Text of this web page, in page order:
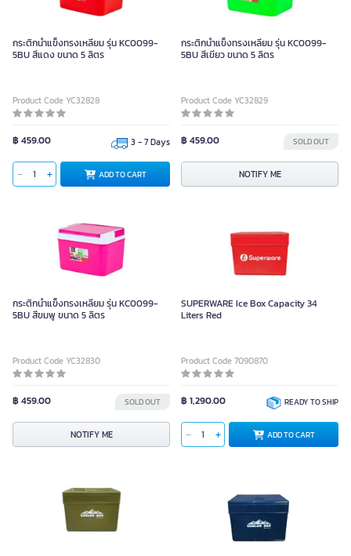
กระติกน้ำแข็งทรงเหลี่ยม รุ่น KC0099-
5BU สีแดง ขนาด 5 ลิตร
Product Code YC32828
฿ 459.00 3 - 7 Days
ADD TO CART
กระติกน้ำแข็งทรงเหลี่ยม รุ่น KC0099-
5BU สีเขียว ขนาด 5 ลิตร
Product Code YC32829
฿ 459.00 SOLD OUT
NOTIFY ME
กระติกน้ำแข็งทรงเหลี่ยม รุ่น KC0099-
5BU สีขมพู ขนาด 5 ลิตร
Product Code YC32830
฿ 459.00 SOLD OUT
NOTIFY ME
SUPERWARE Ice Box Capacity 34
Liters Red
Product Code 7090870
฿ 1,290.00 READY TO SHIP
ADD TO CART